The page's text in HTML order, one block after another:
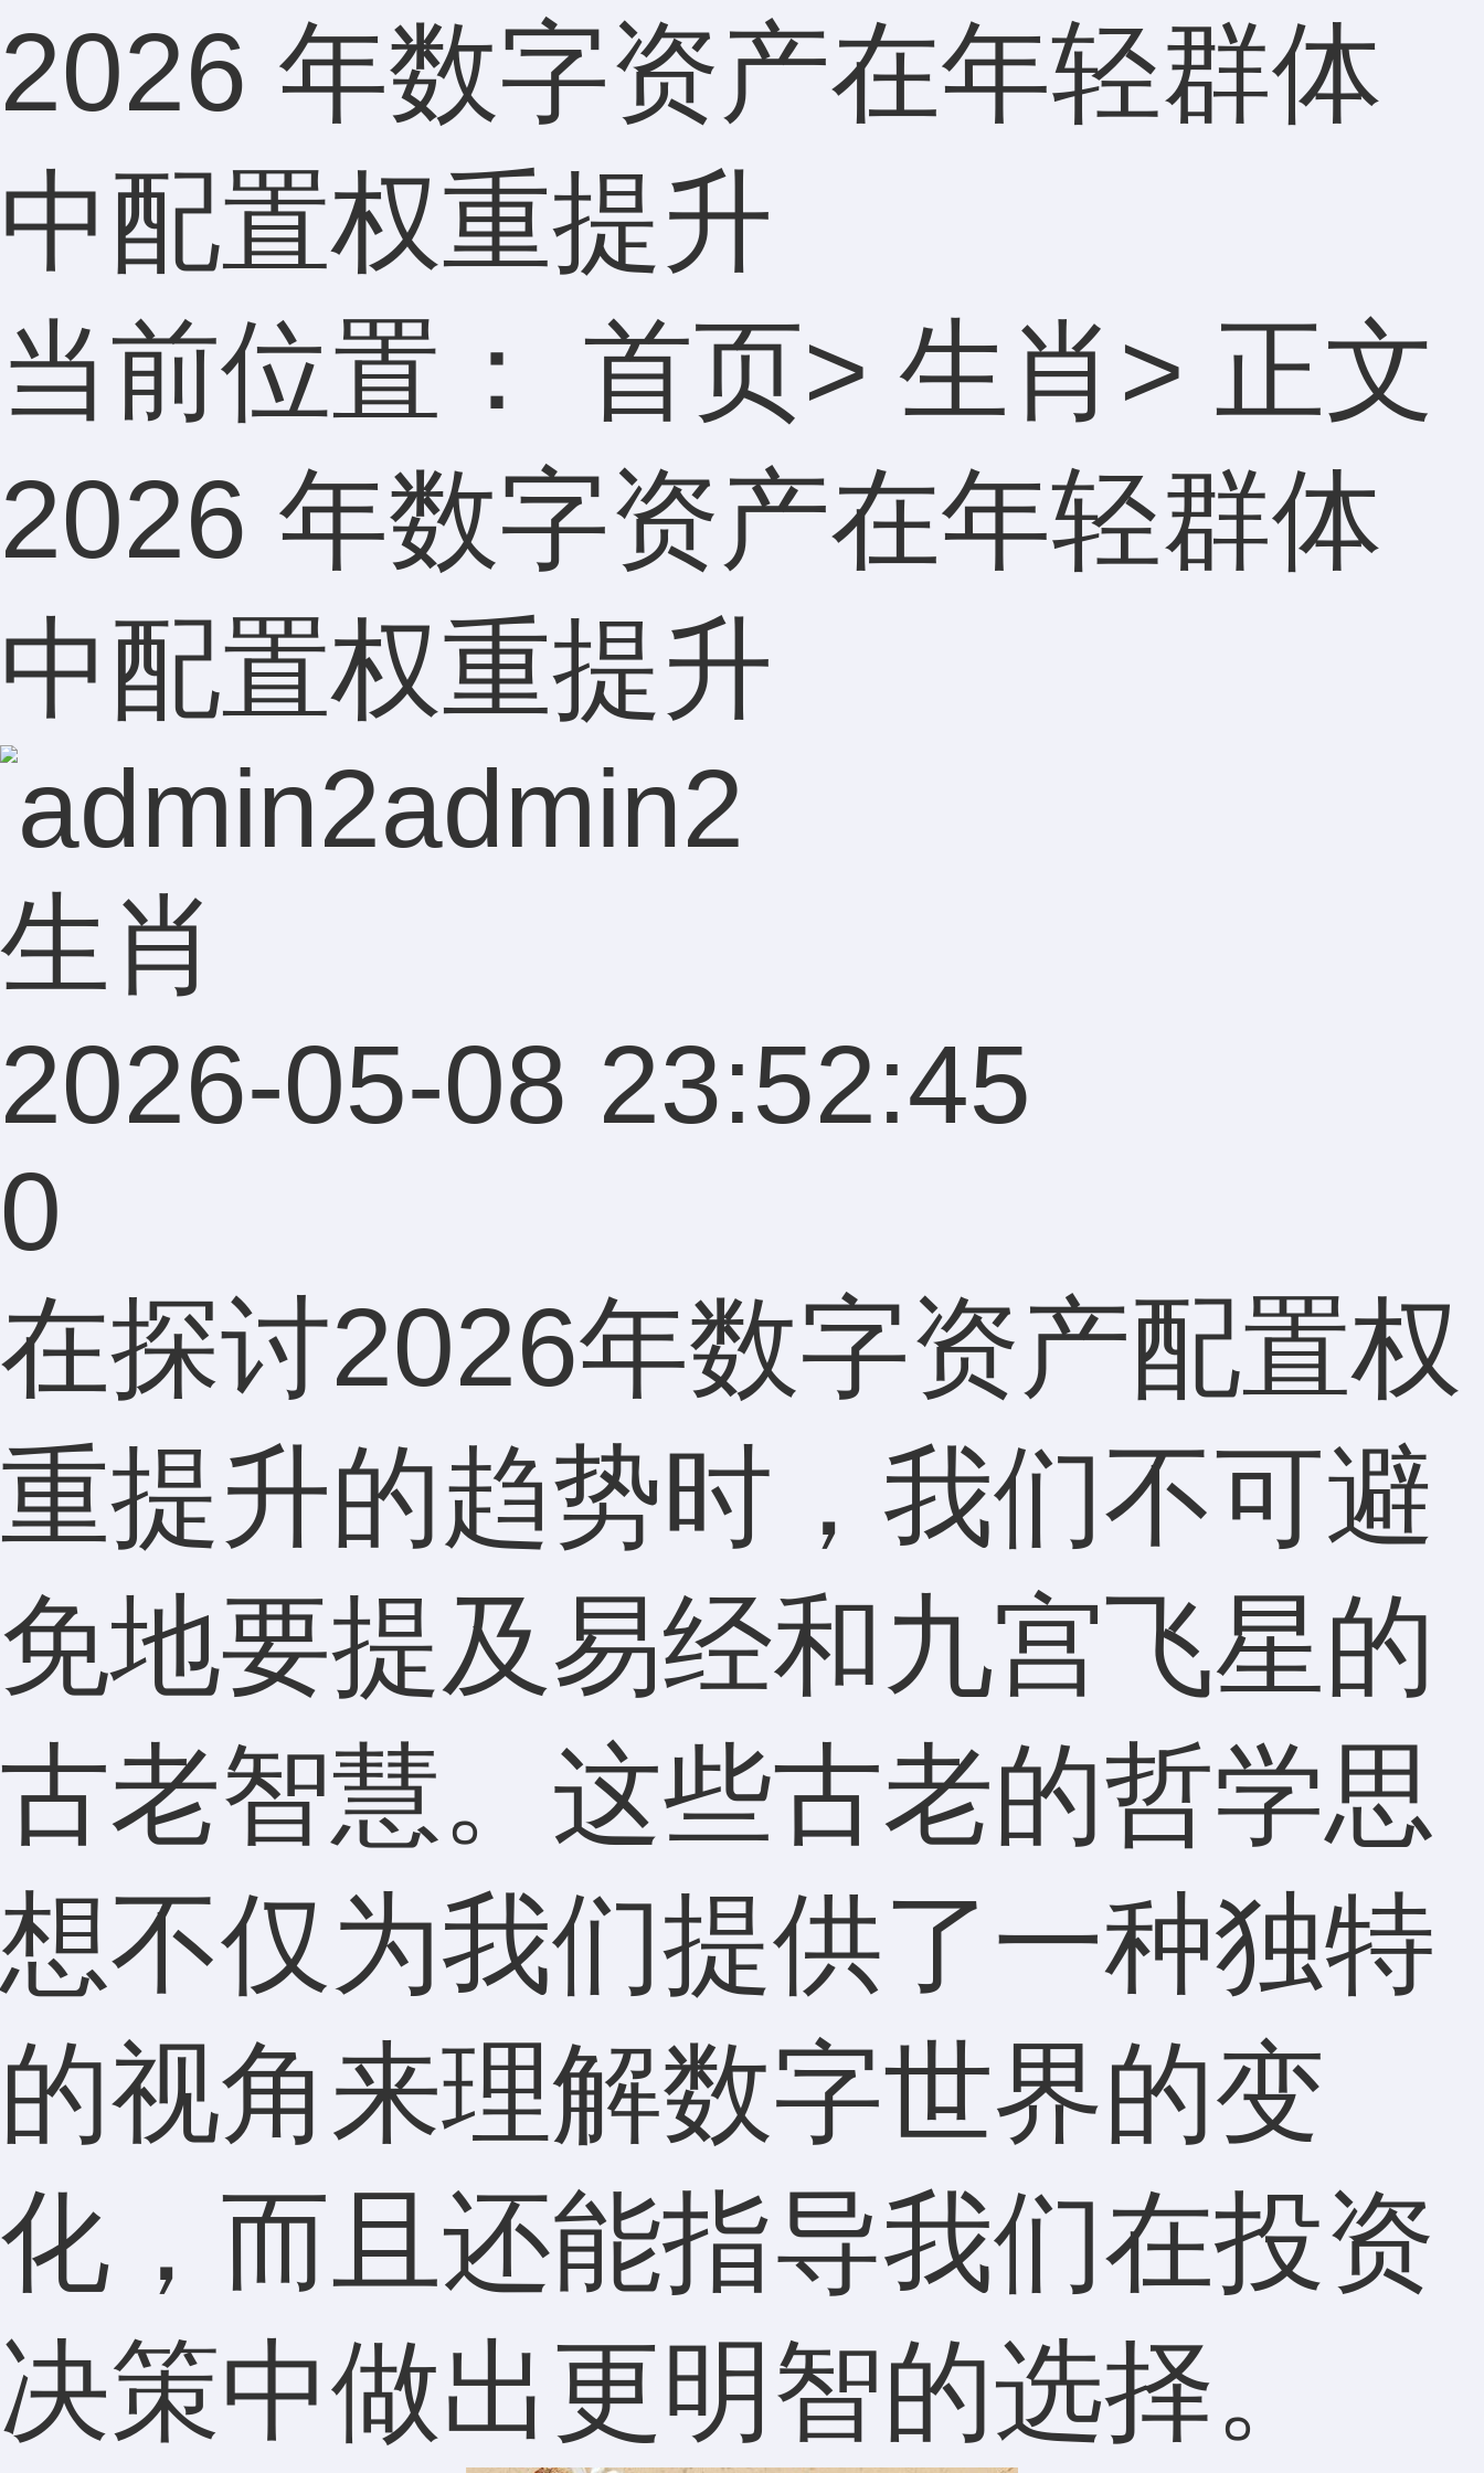
2026 年数字资产在年轻群体
中配置权重提升
当前位置： 首页> 生肖> 正文
2026 年数字资产在年轻群体
中配置权重提升
admin2
生肖
2026-05-08 23:52:45
0
在探讨2026年数字资产配置权
重提升的趋势时，我们不可避
免地要提及易经和九宫飞星的
古老智慧。这些古老的哲学思
想不仅为我们提供了一种独特
的视角来理解数字世界的变
化，而且还能指导我们在投资
决策中做出更明智的选择。